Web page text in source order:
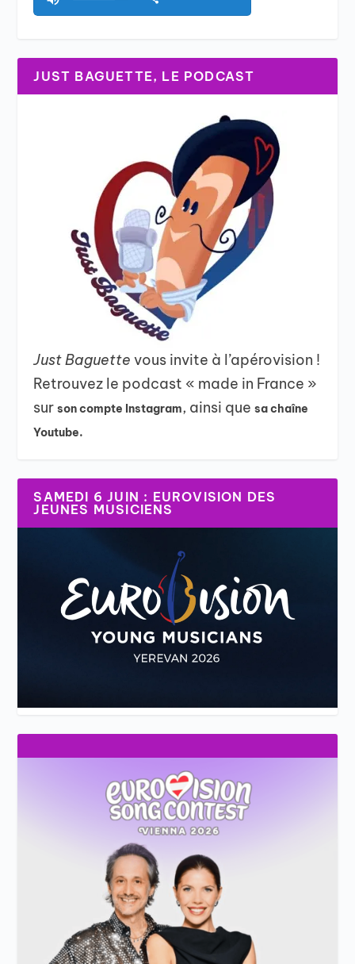
JUST BAGUETTE, LE PODCAST
Just Baguettevous invite à l’apérovision !
Retrouvez le podcast « made in France »
surson compte Instagram, ainsi quesa chaîne
Youtube.
SAMEDI 6 JUIN : EUROVISION DES
JEUNES MUSICIENS